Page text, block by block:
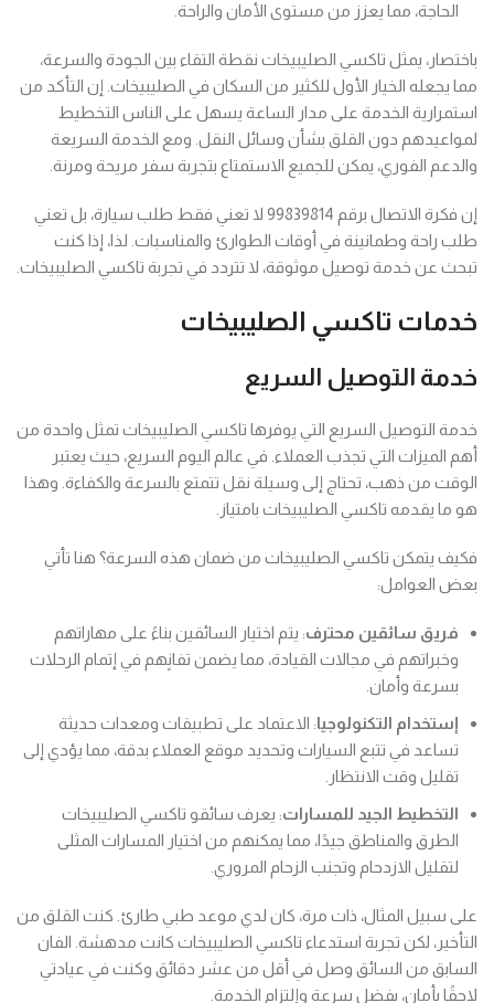
الحاجة، مما يعزز من مستوى الأمان والراحة.
باختصار، يمثل تاكسي الصليبيخات نقطة التقاء بين الجودة والسرعة،
مما يجعله الخيار الأول للكثير من السكان في الصليبيخات. إن التأكد من
استمرارية الخدمة على مدار الساعة يسهل على الناس التخطيط
لمواعيدهم دون القلق بشأن وسائل النقل. ومع الخدمة السريعة
والدعم الفوري، يمكن للجميع الاستمتاع بتجربة سفر مريحة ومرنة.
إن فكرة الاتصال برقم 99839814 لا تعني فقط طلب سيارة، بل تعني
طلب راحة وطمانينة في أوقات الطوارئ والمناسبات. لذا، إذا كنت
تبحث عن خدمة توصيل موثوقة، لا تتردد في تجربة تاكسي الصليبيخات.
خدمات تاكسي الصليبيخات
خدمة التوصيل السريع
خدمة التوصيل السريع التي يوفرها تاكسي الصليبيخات تمثل واحدة من
أهم الميزات التي تجذب العملاء. في عالم اليوم السريع، حيث يعتبر
الوقت من ذهب، تحتاج إلى وسيلة نقل تتمتع بالسرعة والكفاءة. وهذا
هو ما يقدمه تاكسي الصليبيخات بامتياز.
فكيف يتمكن تاكسي الصليبيخات من ضمان هذه السرعة؟ هنا تأتي
بعض العوامل:
فريق سائقين محترف: يتم اختيار السائقين بناءً على مهاراتهم
وخبراتهم في مجالات القيادة، مما يضمن تفانٍهم في إتمام الرحلات
بسرعة وأمان.
إستخدام التكنولوجيا: الاعتماد على تطبيقات ومعدات حديثة
تساعد في تتبع السيارات وتحديد موقع العملاء بدقة، مما يؤدي إلى
تقليل وقت الانتظار.
التخطيط الجيد للمسارات: يعرف سائقو تاكسي الصليبيخات
الطرق والمناطق جيدًا، مما يمكنهم من اختيار المسارات المثلى
لتقليل الازدحام وتجنب الزحام المروري.
على سبيل المثال، ذات مرة، كان لدي موعد طبي طارئ. كنت القلق من
التأخير، لكن تجربة استدعاء تاكسي الصليبيخات كانت مدهشة. الفان
السابق من السائق وصل في أقل من عشر دقائق وكنت في عيادتي
لاحقًا بأمان، بفضل سرعة وإلتزام الخدمة.